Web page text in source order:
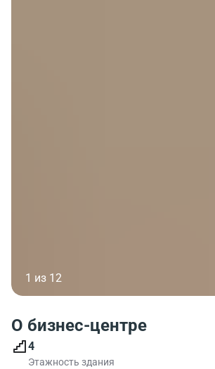
1 из 12
О бизнес-центре
4
Этажность здания